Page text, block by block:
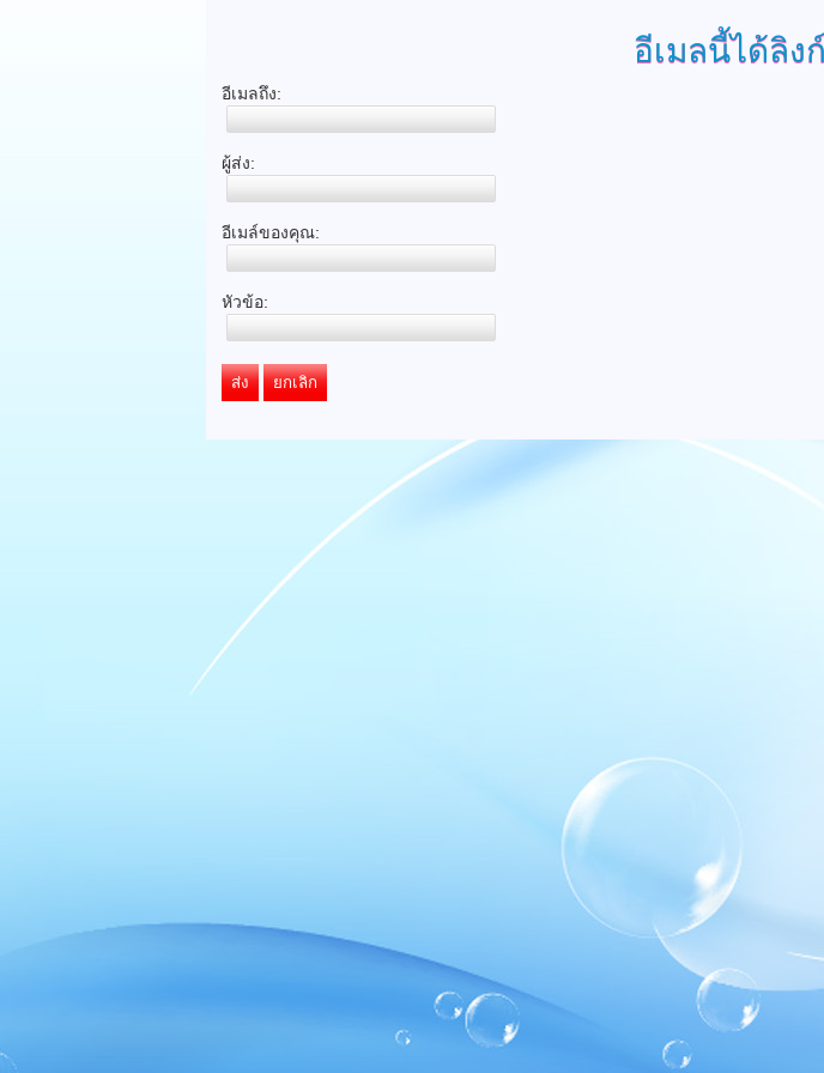
อีเมลนี้ได้ลิง
อีเมลถึง:
ผู้ส่ง:
อีเมล์ของคุณ:
หัวข้อ:
ส่ง ยกเลิก